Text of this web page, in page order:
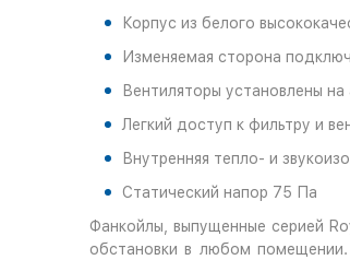
Корпус из белого
Изменяемая сторона
Вентиляторы установлены
Легкий доступ к фильтру и
Внутренняя тепло- и
Статический напор 75 Па
Фанкойлы, выпущенные серией
обстановки в любом